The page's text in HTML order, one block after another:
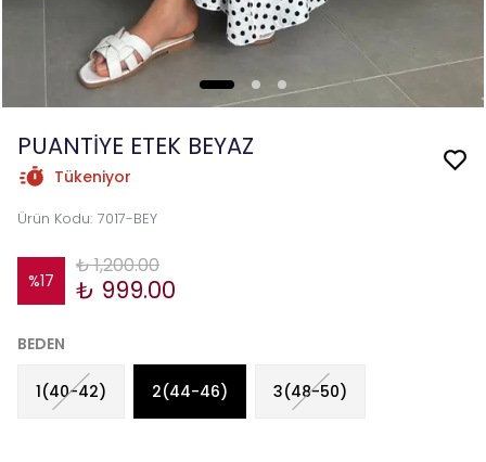
PUANTİYE ETEK BEYAZ
Tükeniyor
Ürün Kodu: 7017-BEY
%17
₺ 1,200.00
₺ 999.00
BEDEN
1(40-42) 2(44-46) 3(48-50)